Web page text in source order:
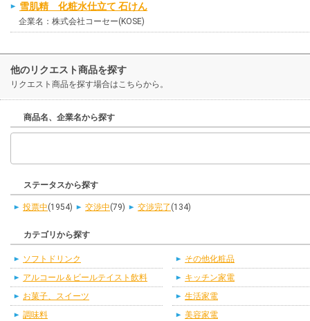
雪肌精 化粧水仕立て 石けん
企業名：株式会社コーセー(KOSE)
他のリクエスト商品を探す
リクエスト商品を探す場合はこちらから。
商品名、企業名から探す
ステータスから探す
投票中(1954) 交渉中(79) 交渉完了 (134)
カテゴリから探す
ソフトドリンク
アルコール＆ビールテイスト飲料
お菓子、スイーツ
調味料
その他化粧品
キッチン家電
生活家電
美容家電